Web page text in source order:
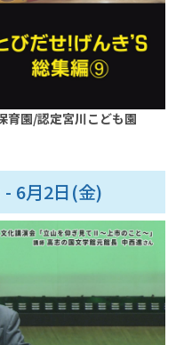
園/認定宮川こども園
6月2日(金)